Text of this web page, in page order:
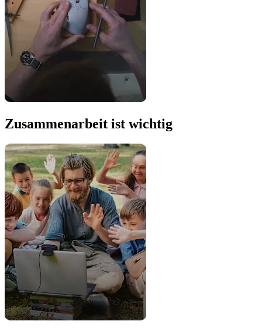
Zusammenarbeit ist wichtig